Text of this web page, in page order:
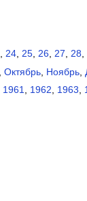
24, 25, 26, 27 28
Октябрь, Ноябрь,
1961, 1962, 1963,